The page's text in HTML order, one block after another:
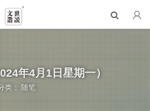
年4月1日星期一）
类：随笔